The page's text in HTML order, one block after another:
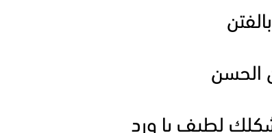
الحسن
لطيف يا ورد